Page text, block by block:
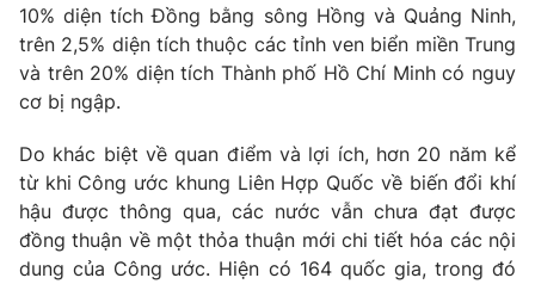
VTV4 Vươn mình bằng AI
VTV9
Liên hệ tòa soạn English
10% diện tích Đồng bằng sông Hồng và Quảng Ninh,
trên 2,5% diện tích thuộc các tỉnh ven biển miền Trung
và trên 20% diện tích Thành phố Hồ Chí Minh có nguy
cơ bị ngập.
Do khác biệt về quan điểm và lợi ích, hơn 20 năm kể
từ khi Công ước khung Liên Hợp Quốc về biến đổi khí
hậu được thông qua, các nước vẫn chưa đạt được
đồng thuận về một thỏa thuận mới chi tiết hóa các nội
dung của Công ước. Hiện có 164 quốc gia, trong đó